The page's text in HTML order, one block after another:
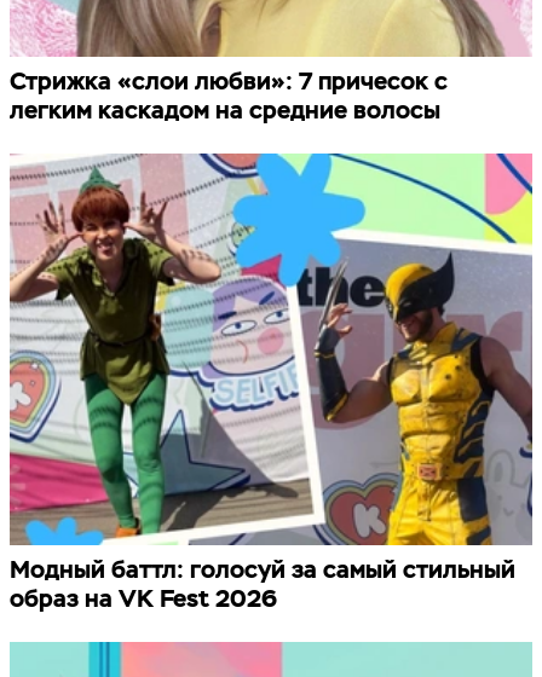
Стрижка «слои любви»: 7 причесок с
легким каскадом на средние волосы
Модный баттл: голосуй за самый стильный
образ на VK Fest 2026